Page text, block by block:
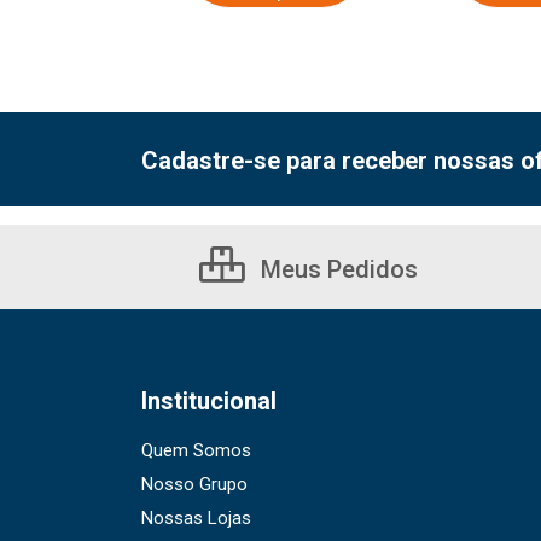
Cadastre-se para receber nossas
Meus Pedidos
Institucional
Quem Somos
Nosso Grupo
Nossas Lojas